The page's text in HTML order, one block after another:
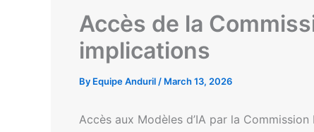
Accès de la
implications
By Equipe Anduril / March 13, 2026
Accès aux Modèles d’IA par la Commission